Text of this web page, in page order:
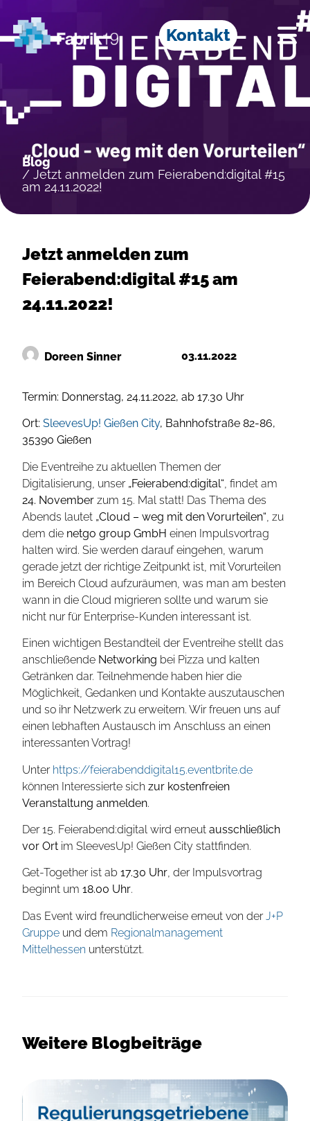
Kontakt
Blog
/ Jetzt anmelden zum Feierabend:digital #15
am 24.11.2022!
Jetzt anmelden zum
Feierabend:digital #15 am
24.11.2022!
Doreen Sinner 03.11.2022
Termin: Donnerstag, 24.11.2022, ab 17.30 Uhr
Ort:SleevesUp! Gießen City, Bahnhofstraße 82-86,
35390 Gießen
Die Eventreihe zu aktuellen Themen der
Digitalisierung, unser „Feierabend:digital“ , findet am
24. November zum 15. Mal statt! Das Thema des
Abends lautet „Cloud – weg mit den Vorurteilen“ , zu
dem die netgo group GmbH einen Impulsvortrag
halten wird. Sie werden darauf eingehen, warum
gerade jetzt der richtige Zeitpunkt ist, mit Vorurteilen
im Bereich Cloud aufzuräumen, was man am besten
wann in die Cloud migrieren sollte und warum sie
nicht nur für Enterprise-Kunden interessant ist.
Einen wichtigen Bestandteil der Eventreihe stellt das
anschließende Networking bei Pizza und kalten
Getränken dar. Teilnehmende haben hier die
Möglichkeit, Gedanken und Kontakte auszutauschen
und so ihr Netzwerk zu erweitern. Wir freuen uns auf
einen lebhaften Austausch im Anschluss an einen
interessanten Vortrag!
Unter https://feierabenddigital15.eventbrite.de
können Interessierte sichzur kostenfreien
Veranstaltung anmelden.
Der 15. Feierabend:digital wird erneutausschließlich
vor Ort im SleevesUp! Gießen City stattfinden.
Get-Together ist ab17.30 Uhr, der Impulsvortrag
beginnt um18.00 Uhr.
Das Event wird freundlicherweise erneut von derJ+P
Gruppe und dem Regionalmanagement
Mittelhessen unterstützt.
Weitere Blogbeiträge